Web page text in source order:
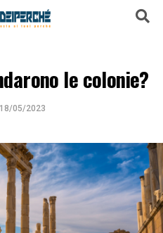
le colonie?
18/05/2023